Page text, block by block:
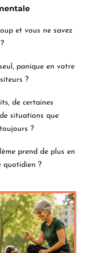
et vous ne savez
panique en votre
?
de certaines
situations que
?
prend de plus en
quotidien ?